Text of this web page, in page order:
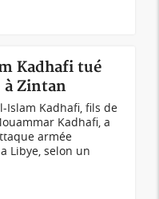
Kadhafi tué
à Zintan
Islam Kadhafi, fils de
Kadhafi, a
armée
Libye, selon un